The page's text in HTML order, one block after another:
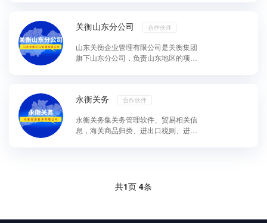
关衡山东分公司 合作伙伴
山东关衡企业管理有限公司是关衡集团
旗下山东分公司，负责山东地区的项目
永衡关务 合作伙伴
永衡关务集关务管理软件、贸易相关信
息，海关商品归类、进出口税则、进出
共1页 4条